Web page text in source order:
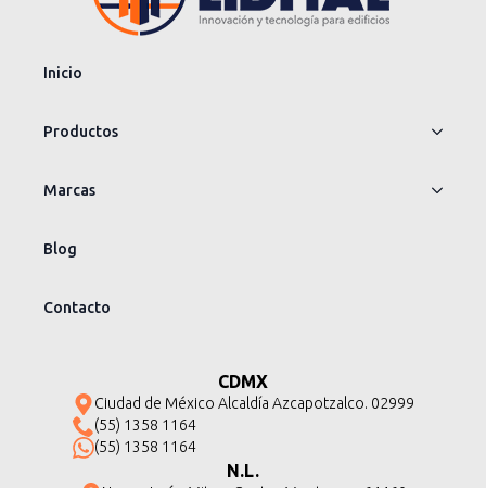
Inicio
Productos
Marcas
Blog
Contacto
CDMX
Ciudad de México Alcaldía Azcapotzalco. 02999
(55) 1358 1164
(55) 1358 1164
N.L.